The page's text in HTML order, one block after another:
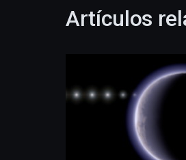
Artículos